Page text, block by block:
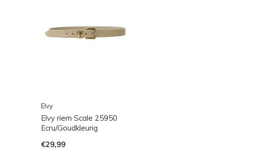
Elvy
Elvy riem Scale 25950
Ecru/Goudkleurig
€29,99